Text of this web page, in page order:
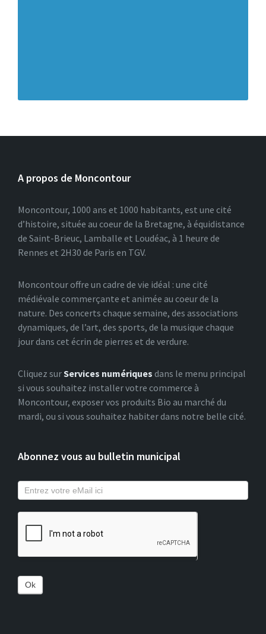
A propos de Moncontour
Moncontour, 1000 ans et 1000 habitants, est une cité
d’histoire, située au coeur de la Bretagne, à équidistance
de Saint-Brieuc, Lamballe et Loudéac, à 1 heure de
Rennes et 2H30 de Paris en TGV.
Moncontour offre un cadre de vie idéal : une cité
médiévale commerçante et animée au coeur de la
nature. Des concerts chaque semaine, des associations
dynamiques, de l’art, des sports, de la musique chaque
jour dans cet écrin de pierres et de verdure.
Cliquez surServices numériques dans le menu principal
si vous souhaitez installer votre commerce à
Moncontour, exposer vos produits Bio au marché du
mardi, ou si vous souhaitez habiter dans notre belle cité.
Abonnez vous au bulletin municipal
Ok